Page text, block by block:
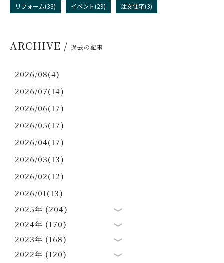
リフォーム(33) イベント(29) 注文住宅(3)
ARCHIVE / 過去の記事
2026/08(4)
2026/07(14)
2026/06(17)
2026/05(17)
2026/04(17)
2026/03(13)
2026/02(12)
2026/01(13)
2025年 (204)
2024年 (170)
2023年 (168)
2022年 (120)